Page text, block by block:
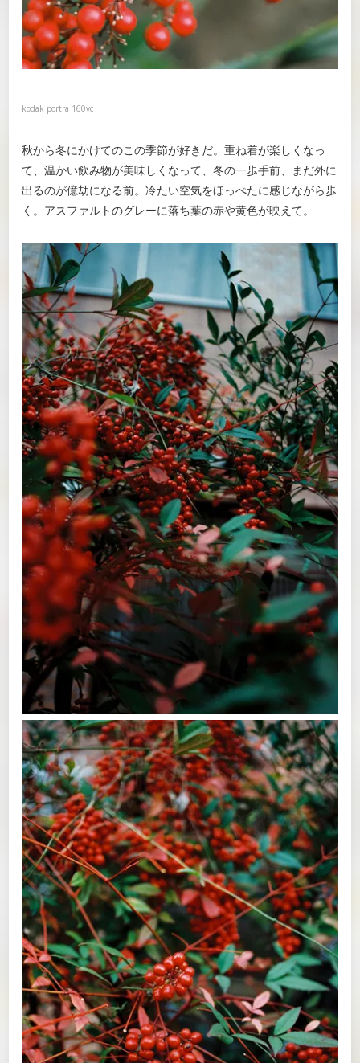
kodak portra 160vc
秋から冬にかけてのこの季節が好きだ。重ね着が楽しくなっ
て、温かい飲み物が美味しくなって、冬の一歩手前、まだ外に
出るのが億劫になる前。冷たい空気をほっぺたに感じながら歩
く。アスファルトのグレーに落ち葉の赤や黄色が映えて。